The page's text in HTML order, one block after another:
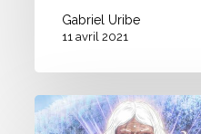
Gabriel Uribe
11 avril 2021